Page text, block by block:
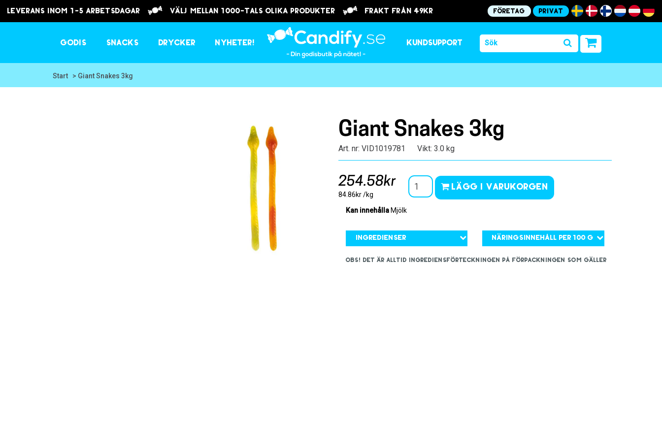
Leverans inom 1-5 arbetsdagar välj mellan 1000-tals olika produkter frakt från 49kr Företag Privat
Godis Snacks Drycker Nyheter! Kundsupport
Start > Giant Snakes 3kg
Giant Snakes 3kg
Art. nr: VID1019781 Vikt: 3.0 kg
254.58kr
84.86kr /kg
Lägg i varukorgen
Kan innehållaMjölk
Ingredienser Näringsinnehåll per 100 g
OBS! Det är alltid ingrediensförteckningen på förpackningen som gäller